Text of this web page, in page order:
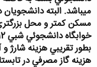
ميباشد. البته
مسكن كمتر و محل بزرگتري
خوابگاه دانشجوئي شبي 12 دلار ميباشد.​
بطور تقريبي هزينه شارژ و
هزينه گاز مصرفي در تابستان 10$ و در